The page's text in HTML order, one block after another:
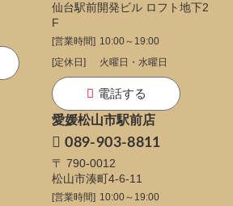
仙台駅前開発ビル ロフト地下2
F
[営業時間] 10:00～19:00
[定休日]
火曜日・水曜日
電話する
愛媛松山市駅前店
089-903-8811
〒 790-0012
松山市湊町4-6-11
[営業時間] 10:00～19:00